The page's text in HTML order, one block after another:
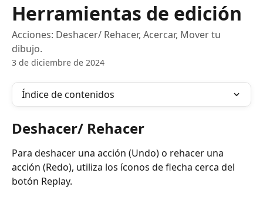
Herramientas de edición
Acciones: Deshacer/ Rehacer, Acercar, Mover tu
dibujo.
3 de diciembre de 2024
Índice de contenidos
Deshacer/ Rehacer
Para deshacer una acción (Undo) o rehacer una
acción (Redo), utiliza los íconos de flecha cerca del
botón Replay.